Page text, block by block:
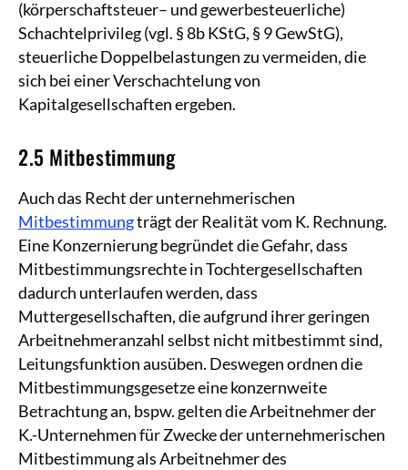
(körperschaftsteuer– und gewerbesteuerliche)
Schachtelprivileg (vgl. § 8b KStG, § 9 GewStG),
steuerliche Doppelbelastungen zu vermeiden, die
sich bei einer Verschachtelung von
Kapitalgesellschaften ergeben.
2.5 Mitbestimmung
Auch das Recht der unternehmerischen
Mitbestimmungträgt der Realität vom K. Rechnung.
Eine Konzernierung begründet die Gefahr, dass
Mitbestimmungsrechte in Tochtergesellschaften
dadurch unterlaufen werden, dass
Muttergesellschaften, die aufgrund ihrer geringen
Arbeitnehmeranzahl selbst nicht mitbestimmt sind,
Leitungsfunktion ausüben. Deswegen ordnen die
Mitbestimmungsgesetze eine konzernweite
Betrachtung an, bspw. gelten die Arbeitnehmer der
K.-Unternehmen für Zwecke der unternehmerischen
Mitbestimmung als Arbeitnehmer des